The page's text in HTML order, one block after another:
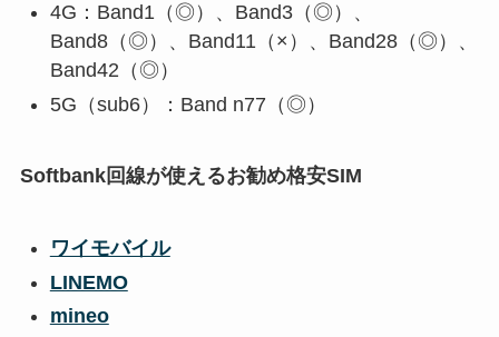
4G：Band1（◎）、Band3（◎）、
Band8（◎）、Band11（×）、Band28（◎）、
Band42（◎）
5G（sub6）：Band n77（◎）
Softbank回線が使えるお勧め格安SIM
ワイモバイル
LINEMO
mineo